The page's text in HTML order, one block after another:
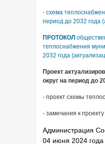
- схема
период до 2032 года
ПРОТОКОЛ
теплоснабжения
2032 года
Проект
округ на период до
- проект схемы
- замечания к
Администрация
04 июня 2024